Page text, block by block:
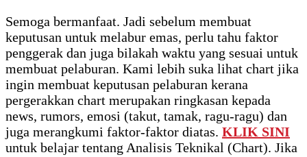
Semoga bermanfaat. Jadi sebelum membuat
keputusan untuk melabur emas, perlu tahu faktor
penggerak dan juga bilakah waktu yang sesuai untuk
membuat pelaburan. Kami lebih suka lihat chart jika
ingin membuat keputusan pelaburan kerana
pergerakkan chart merupakan ringkasan kepada
news, rumors, emosi (takut, tamak, ragu-ragu) dan
juga merangkumi faktor-faktor diatas. KLIK SINI
untuk belajar tentang Analisis Teknikal (Chart). Jika